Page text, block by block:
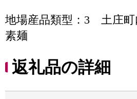
地場産品類型：3 土庄町
素麺
返礼品の詳細